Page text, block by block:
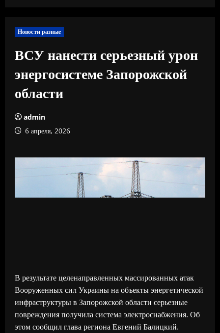
Новости разные
ВСУ нанести серьезный урон
энергосистеме Запорожской
области
admin
6 апреля, 2026
В результате целенаправленных массированных атак
Вооруженных сил Украины на объекты энергетической
инфраструктуры в Запорожской области серьезные
повреждения получила система электроснабжения. Об
этом сообщил глава региона Евгений Балицкий.